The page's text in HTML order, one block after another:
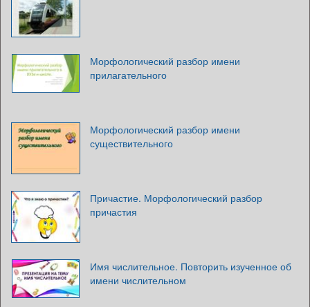
Морфологический разбор имени
прилагательного
Морфологический разбор имени
существительного
Причастие. Морфологический разбор
причастия
Имя числительное. Повторить изученное об
имени числительном